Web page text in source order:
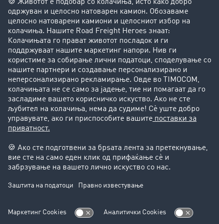
Фирма
Преку клиенти до нови клиенти
Успешни приказни
Поддршка
Поддршка
Правни прашања
Импресум
Општи услови на работење